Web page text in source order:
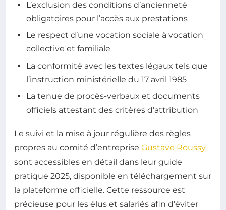
L’exclusion des conditions d’ancienneté
obligatoires pour l’accès aux prestations
Le respect d’une vocation sociale à vocation
collective et familiale
La conformité avec les textes légaux tels que
l’instruction ministérielle du 17 avril 1985
La tenue de procès-verbaux et documents
officiels attestant des critères d’attribution
Le suivi et la mise à jour régulière des règles
propres au comité d’entreprise Gustave Roussy
sont accessibles en détail dans leur guide
pratique 2025, disponible en téléchargement sur
la plateforme officielle. Cette ressource est
précieuse pour les élus et salariés afin d’éviter